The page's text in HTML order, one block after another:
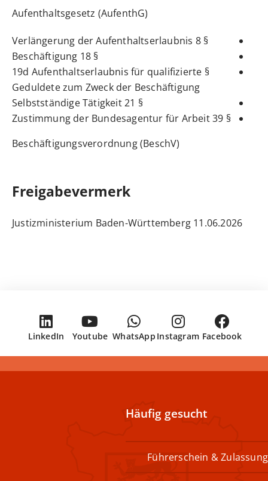
Aufenthaltsgesetz (AufenthG)
§ 8 Verlängerung der Aufenthaltserlaubnis
§ 18 Beschäftigung
§ 19d Aufenthaltserlaubnis für qualifizierte
Geduldete zum Zweck der Beschäftigung
§ 21 Selbstständige Tätigkeit
§ 39 Zustimmung der Bundesagentur für Arbeit
Beschäftigungsverordnung (BeschV)
Freigabevermerk
11.06.2026 Justizministerium Baden-Württemberg
Facebook
Instagram
WhatsApp
Youtube
LinkedIn
Häufig gesucht
Führerschein & Zulassung